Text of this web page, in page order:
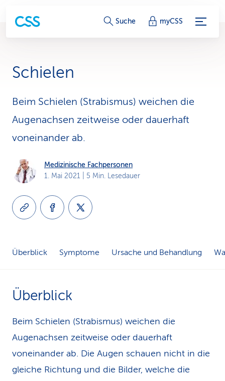
S
i
c
-
L
Suche myCSS
Schielen
Beim Schielen (Strabismus) weichen die
Augenachsen zeitweise oder dauerhaft
voneinander ab.
Medizinische Fachpersonen
1. Mai 2021 | 5 Min. Lesedauer
Überblick Symptome Ursache und Behandlung
Überblick
Beim Schielen (Strabismus) weichen die
Augenachsen zeitweise oder dauerhaft
voneinander ab. Die Augen schauen nicht in die
gleiche Richtung und die Bilder, welche die